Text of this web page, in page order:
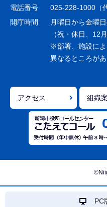
シ
ョ
で
電話番号
025-228-1000（
開庁時間
月曜日から金曜
（祝・休日、12
※部署、施設に
異なるところがあ
アクセス 組織
PC